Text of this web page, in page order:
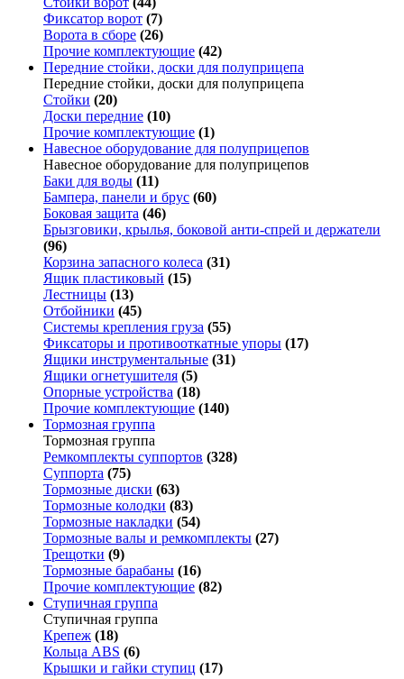
Фиксатор ворот (7)
Ворота в сборе (26)
Прочие комплектующие (42)
Передние стойки, доски для полуприцепа
Передние стойки, доски для полуприцепа
Стойки (20)
Доски передние (10)
Прочие комплектующие (1)
Навесное оборудование для полуприцепов
Навесное оборудование для полуприцепов
Баки для воды (11)
Бампера, панели и брус (60)
Боковая защита (46)
Брызговики, крылья, боковой анти-спрей и держатели
(96)
Корзина запасного колеса (31)
Ящик пластиковый (15)
Лестницы (13)
Отбойники (45)
Системы крепления груза (55)
Фиксаторы и противооткатные упоры (17)
Ящики инструментальные (31)
Ящики огнетушителя (5)
Опорные устройства (18)
Прочие комплектующие (140)
Тормозная группа
Тормозная группа
Ремкомплекты суппортов (328)
Суппорта (75)
Тормозные диски (63)
Тормозные колодки (83)
Тормозные накладки (54)
Тормозные валы и ремкомплекты (27)
Трещотки (9)
Тормозные барабаны (16)
Прочие комплектующие (82)
Ступичная группа
Ступичная группа
Крепеж (18)
Кольца ABS (6)
Крышки и гайки ступиц (17)